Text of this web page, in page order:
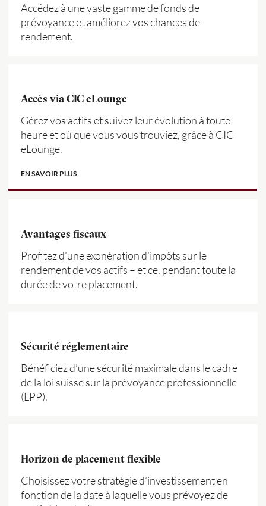
Accédez à une vaste gamme de fonds de
prévoyance et améliorez vos chances de
rendement.
Accès via CIC eLounge
Gérez vos actifs et suivez leur évolution à toute
heure et où que vous vous trouviez, grâce à CIC
eLounge.
EN SAVOIR PLUS
Avantages fiscaux
Profitez d’une exonération d’impôts sur le
rendement de vos actifs – et ce, pendant toute la
durée de votre placement.
Sécurité réglementaire
Bénéficiez d’une sécurité maximale dans le cadre
de la loi suisse sur la prévoyance professionnelle
(LPP).
Horizon de placement flexible
Choisissez votre stratégie d’investissement en
fonction de la date à laquelle vous prévoyez de